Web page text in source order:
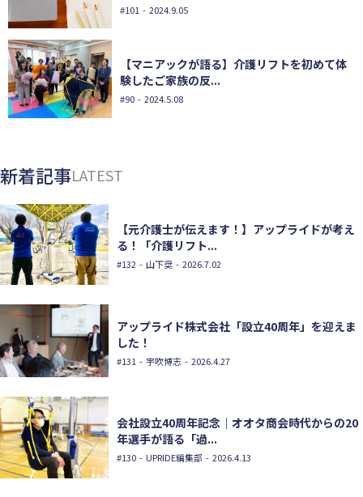
#101 - 2024.9.05
【マニアックが語る】介護リフトを初めて体
験したご家族の反...
#90 - 2024.5.08
新着記事LATEST
【元介護士が伝えます！】アップライドが考え
る！「介護リフト...
#132 - 山下奨 - 2026.7.02
アップライド株式会社「設立40周年」を迎えま
した！
#131 - 宇吹博志 - 2026.4.27
会社設立40周年記念｜オオタ商会時代からの20
年選手が語る「過...
#130 - UPRIDE編集部 - 2026.4.13